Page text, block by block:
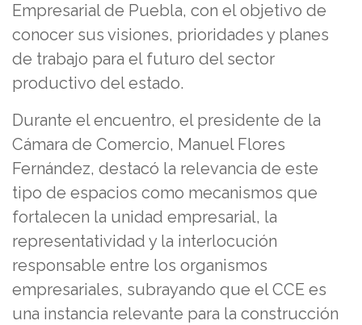
Empresarial de Puebla, con el objetivo de
conocer sus visiones, prioridades y planes
de trabajo para el futuro del sector
productivo del estado.
Durante el encuentro, el presidente de la
Cámara de Comercio, Manuel Flores
Fernández, destacó la relevancia de este
tipo de espacios como mecanismos que
fortalecen la unidad empresarial, la
representatividad y la interlocución
responsable entre los organismos
empresariales, subrayando que el CCE es
una instancia relevante para la construcción